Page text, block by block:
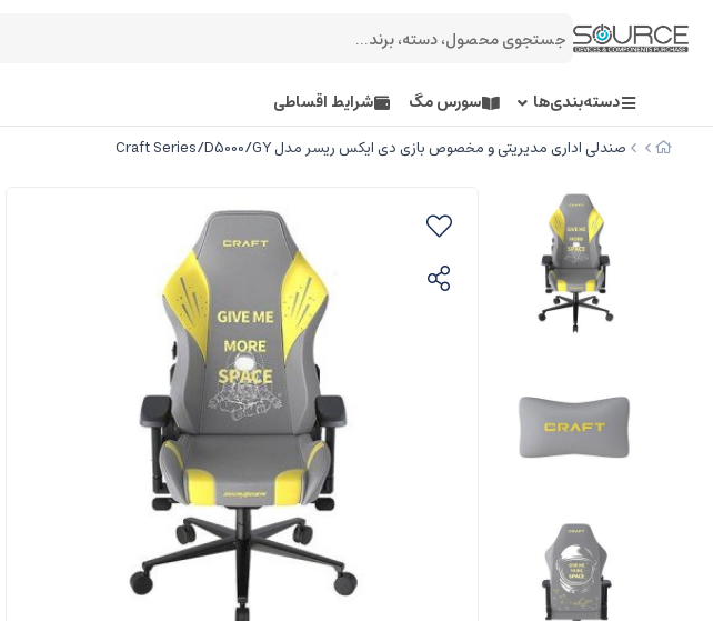
دسته‌بندی‌ها سورس مگ شرایط اقساطی
صندلی اداری مدیریتی و مخصوص بازی دی ایکس ریسر مدل Craft Series/D5000/GY